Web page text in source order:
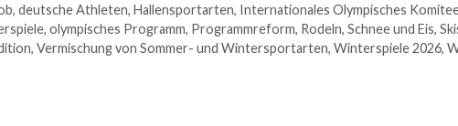
, deutsche Athleten, Hallensportarten, Internationales Olympisches
, olympisches Programm, Programmreform, Rodeln, Schnee und Eis,
, Vermischung von Sommer- und Wintersportarten, Winterspiele 2026,